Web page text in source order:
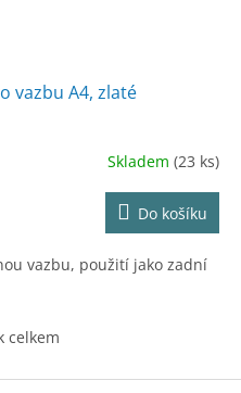
vazbu A4, zlaté
Skladem (23 ks)
Do košíku
vazbu, použití jako zadní
celkem